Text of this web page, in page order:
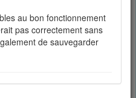
au bon fonctionnement
pas correctement sans
de sauvegarder